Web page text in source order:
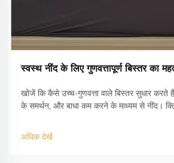
स्वस्थ नींद के लिए गुणवत्तापूर्ण बिस्तर का
खोजें कि कैसे उच्च-गुणवत्ता वाले बिस्तर सुधार करते हैं
के समर्थन, और बाधा कम करने के माध्यम से नींद।
अधिक देखें